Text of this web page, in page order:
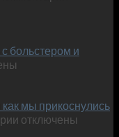
KeyOne
больстером и
мы прикоснулись
котключены